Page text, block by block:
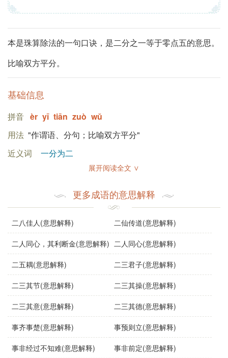
本是珠算除法的一句口诀，是二分之一等于零点五的意思。
比喻双方平分。
基础信息
拼音 èr yī tiān zuò wǔ
用法 "作谓语、分句；比喻双方平分"
近义词
一分为二
wǔ èr yī
一
展开阅读全文 ∨
更多成语的意思解释
二八佳人(意思解释) 二仙传道(意思解释)
二人同心，其利断金(意思解释) 二人同心(意思解释)
二五耦(意思解释) 二三君子(意思解释)
二三其节(意思解释) 二三其操(意思解释)
二三其意(意思解释) 二三其德(意思解释)
事齐事楚(意思解释) 事预则立(意思解释)
事非经过不知难(意思解释) 事非前定(意思解释)